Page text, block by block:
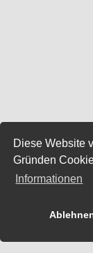
Diese Website
Gründen
Informationen